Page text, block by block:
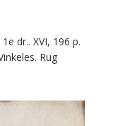
dr.. XVI, 196 p.
Rug